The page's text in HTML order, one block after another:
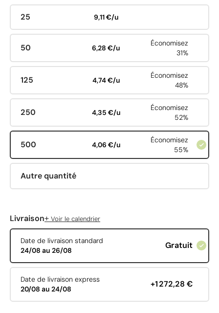
25 9,11 €/u
50 6,28 €/u
Économisez
31%
125 4,74 €/u
Économisez
48%
250 4,35 €/u
Économisez
52%
500 4,06 €/u
Économisez
55%
Autre quantité
Livraison+ Voir le calendrier
Date de livraison standard
24/08 au 26/08
Gratuit
Date de livraison express
20/08 au 24/08
+1 272,28 €